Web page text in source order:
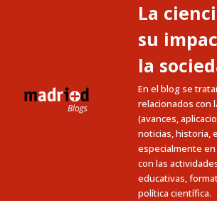
n
La
su
la
En el blog se
relacionados con
(avances,
noticias, historia,
especialmente
con las
educativas,
política científica.